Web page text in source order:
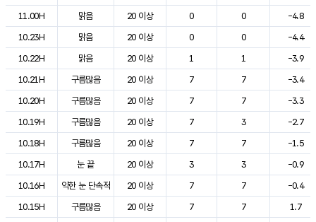
11.00H
맑음 20 이상 0 0
-4.8
10.23H
맑음 20 이상 0 0
-4.4
10.22H
맑음 20 이상 1 1
-3.9
10.21H
구름많음 20 이상 7 7
-3.4
10.20H
구름많음 20 이상 7 7
-3.3
10.19H
구름많음 20 이상 7 3
-2.7
10.18H
구름많음 20 이상 7 7
-1.5
10.17H
눈 끝 20 이상 3 3
-0.9
10.16H
약한 눈 단속적 20 이상 7 7
-0.4
10.15H
구름많음 20 이상 7 7
1.7